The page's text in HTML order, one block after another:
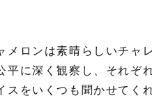
メロンは素晴らしいチャ
平に深く観察し、それぞ
スをいくつも聞かせてく